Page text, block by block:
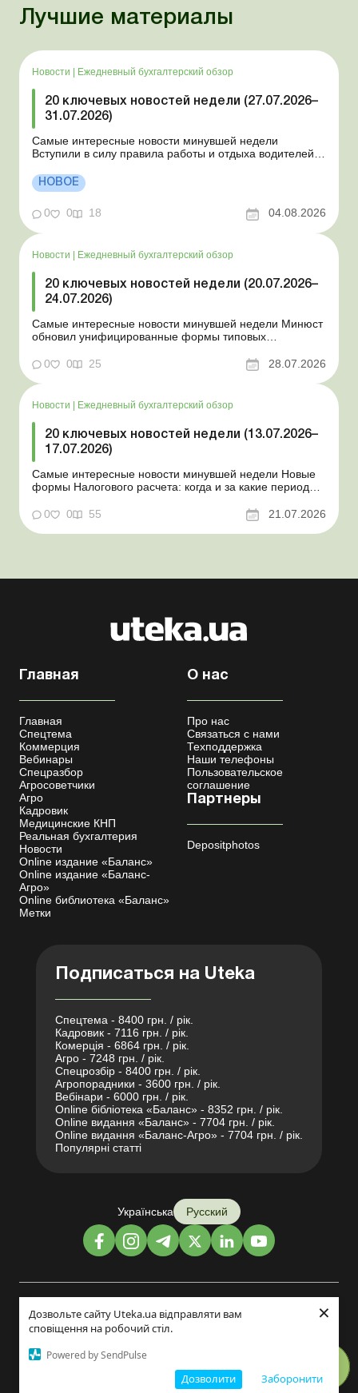
Дозвольте сайту Uteka.ua відправляти вам
сповіщення на робочий стіл.
Powered by SendPulse
Заборонити
Дозволити
×
Лучшие материалы
Новости Ежедневный бухгалтерский обзор
20 ключевых новостей недели (27.07.2026–
31.07.2026)
Самые интересные новости минувшей недели
Вступили в силу правила работы и отдыха водителей
положении Для сельхозпредприятий и ФЛП введены
новые разовые статистические формы Со 2 августа
изменяется порядок зачисления отдельных периодов
работы в стр...
НОВОЕ
0 0 18 04.08.2026
Новости | Ежедневный бухгалтерский обзор
20 ключевых новостей недели (20.07.2026–
24.07.2026)
Самые интересные новости минувшей недели Минюст
обновил унифицированные формы типовых
новость о создании координационного центра по
статус «в розыске»: что нужно знать работодателям
Закон о ВПЛ: ка...
0 0 25 28.07.2026
Новости Ежедневный бухгалтерский обзор
20 ключевых новостей недели (13.07.2026–
17.07.2026)
Самые интересные новости минувшей недели Новые
формы Налогового расчета: когда и за какие периоды
переоформления отсрочки от призыва во время
Координационный центр по организации
0 0 55 21.07.2026
Главная
Главная
Спецтема
Коммерция
Вебинары
Спецразбор
Агросоветчики
Агро
Кадровик
Медицинские КНП
Реальная бухгалтерия
Новости
Online издание «Баланс»
Online издание «Баланс-
Агро»
Online библиотека «Баланс»
Метки
О нас
Про нас
Связаться с нами
Техподдержка
Наши телефоны
Пользовательское
соглашение
Партнеры
Depositphotos
Подписаться на Uteka
Спецтема - 8400 грн. / рік.
Кадровик - 7116 грн. / рік.
Комерція - 6864 грн. / рік.
Агро - 7248 грн. / рік.
Спецрозбір - 8400 грн. / рік.
Агропорадники - 3600 грн. / рік.
Вебінари - 6000 грн. / рік.
Online бібліотека «Баланс» - 8352 грн. / рік.
Online видання «Баланс» - 7704 грн. / рік.
Online видання «Баланс-Агро» - 7704 грн. / рік.
Популярні статті
Українська Русский
Дизайн и разработка: